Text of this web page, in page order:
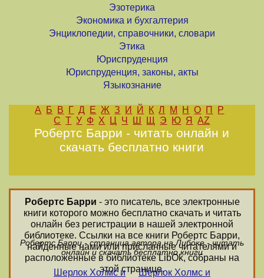
Эзотерика
Экономика и бухгалтерия
Энциклопедии, справочники, словари
Этика
Юриспруденция
Юриспруденция, законы, акты
Языкознание
А Б В Г Д Е Ж З И Й К Л М Н О П
Р
С Т У Ф Х Ц Ч Ш Щ Э Ю Я AZ
Робертс Барри - читать онлайн и
скачать бесплатно книги
Робертс Барри - это писатель, все электронные
книги которого можно бесплатно скачать и читать
онлайн без регистрации в нашей электронной
библиотеке. Ссылки на все книги Робертс Барри,
найденные нами или присланные читателями и
расположенные в библиотеке LibOk, собраны на
этой странице.
Робертс Барри - страница автора на Либоке - читать
онлайн и скачать бесплатно книги
Шерлок Холмс и
Шерлок Холмс и